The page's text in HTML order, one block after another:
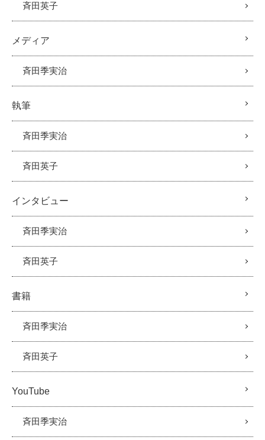
斉田英子
メディア
斉田季実治
執筆
斉田季実治
斉田英子
インタビュー
斉田季実治
斉田英子
書籍
斉田季実治
斉田英子
YouTube
斉田季実治